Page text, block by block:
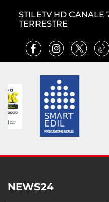
STILETV HD CANALE
TERRESTRE
NEWS24